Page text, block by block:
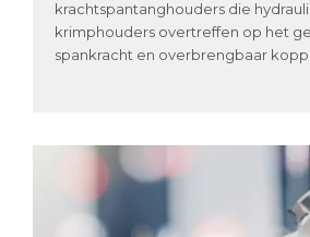
krachtspantanghouders die
krimphouders overtreffen op het
spankracht en overbrengbaar